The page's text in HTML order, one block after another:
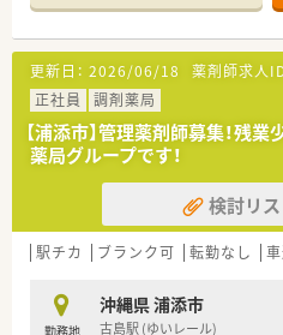
＜こんな会社です＞
■沖縄県内に39店舗展開して
薬局です。【2022.9現時点】
■事務スタッフやフロアスタ
者様の待ち時間を快適に過ご
す。
■平成20年に大手チェーンの
高いサービスを提供出来るよ
■総合病院だけでなく、様々
め、幅広い処方の経験が積め
■待合室でお待ちのお客様や
さまざまなサポートを行う「
んでいます。
■今後は、専門医療機関連携
更新日： 2026/06/18 薬剤師求人ID
正社員
調剤薬局
【浦添市】管理薬剤師募集！残
薬局グループです！
検討リ
駅チカ ブランク可 転勤なし
勤務地
沖縄県 浦添市
古島駅 (ゆいレール)